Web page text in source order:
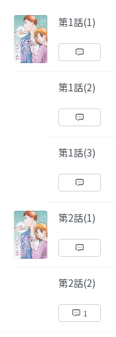
第1話(1)
第1話(2)
第1話(3)
第2話(1)
第2話(2)
1